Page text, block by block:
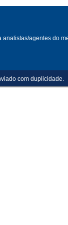
analistas/agentes do
com duplicidade.